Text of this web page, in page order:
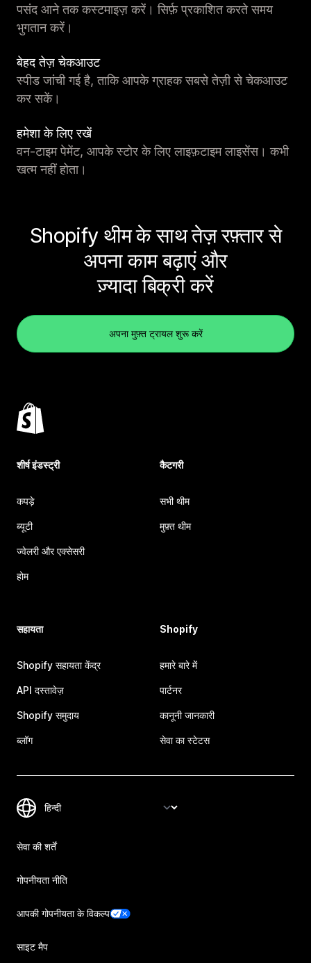
पसंद आने तक कस्टमाइज़ करें। सिर्फ़ प्रकाशित करते समय
भुगतान करें।
बेहद तेज़ चेकआउट
स्पीड जांची गई है, ताकि आपके ग्राहक सबसे तेज़ी से चेकआउट
कर सकें।
हमेशा के लिए रखें
वन-टाइम पेमेंट, आपके स्टोर के लिए लाइफ़टाइम लाइसेंस। कभी
खत्म नहीं होता।
Shopify थीम के साथ तेज़ रफ़्तार से
अपना काम बढ़ाएं और
ज़्यादा बिक्री करें
अपना मुफ़्त ट्रायल शुरू करें
शीर्ष इंडस्ट्री
कपड़े
ब्यूटी
ज्वेलरी और एक्सेसरी
होम
कैटगरी
सभी थीम
मुफ़्त थीम
सहायता
Shopify सहायता केंद्र
API दस्तावेज़
Shopify समुदाय
ब्लॉग
Shopify
हमारे बारे में
पार्टनर
कानूनी जानकारी
सेवा का स्टेटस
सेवा की शर्तें
गोपनीयता नीति
आपकी गोपनीयता के विकल्प
साइट मैप